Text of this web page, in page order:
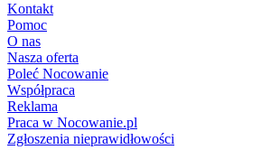
Kontakt
Pomoc
O nas
Nasza oferta
Poleć Nocowanie
Współpraca
Reklama
Praca w Nocowanie.pl
Zgłoszenia nieprawidłowości